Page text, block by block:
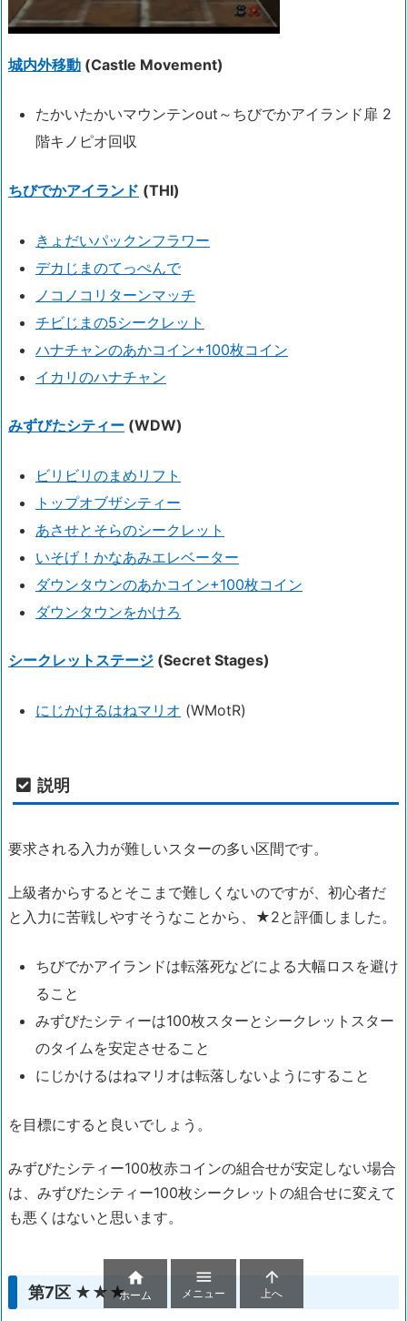
城内外移動 (Castle Movement)
たかいたかいマウンテンout～ちびでかアイランド扉 2
階キノピオ回収
ちびでかアイランド (THI)
きょだいパックンフラワー
デカじまのてっぺんで
ノコノコリターンマッチ
チビじまの5シークレット
ハナチャンのあかコイン+100枚コイン
イカリのハナチャン
みずびたシティー (WDW)
ビリビリのまめリフト
トップオブザシティー
あさせとそらのシークレット
いそげ！かなあみエレベーター
ダウンタウンのあかコイン+100枚コイン
ダウンタウンをかけろ
シークレットステージ (Secret Stages)
にじかけるはねマリオ (WMotR)
説明
要求される入力が難しいスターの多い区間です。
上級者からするとそこまで難しくないのですが、初心者だ
と入力に苦戦しやすそうなことから、★2と評価しました。
ちびでかアイランドは転落死などによる大幅ロスを避け
ること
みずびたシティーは100枚スターとシークレットスター
のタイムを安定させること
にじかけるはねマリオは転落しないようにすること
を目標にすると良いでしょう。
みずびたシティー100枚赤コインの組合せが安定しない場合
は、みずびたシティー100枚シークレットの組合せに変えて
も悪くはないと思います。
第7区 ★★★

ホーム

メニュー

上へ